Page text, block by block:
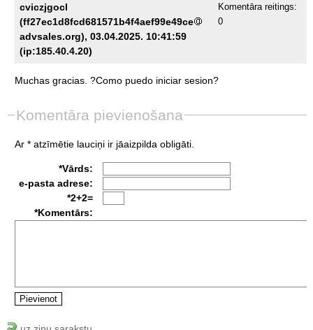
cviczjgocl
(ff27ec1d8fcd681571b4f4aef99e49ce
advsales.org), 03.04.2025. 10:41:59
(ip:185.40.4.20)
Komentāra reitings:
0
Muchas gracias. ?Como puedo iniciar sesion?
Komentāra pievienošana
Ar * atzīmētie lauciņi ir jāaizpilda obligāti.
*Vārds:
e-pasta adrese:
*2+2=
*Komentārs: